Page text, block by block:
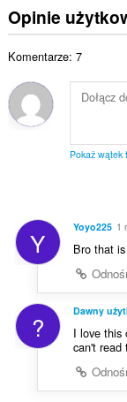
Opinie
Komentarze: 7
Pokaż wątek
Y Yoyo225 1
Bro that
? Dawny
I love this
can't read